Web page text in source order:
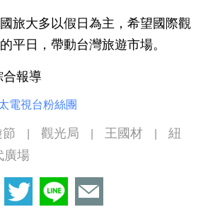
旅大多以假日為主，希望國際觀
平日，帶動台灣旅遊市場。
合報導
電視台粉絲團
觀光局 王國材
紐
廣場